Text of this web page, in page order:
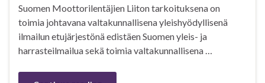
Suomen Moottorilentäjien Liiton tarkoituksena on
toimia johtavana valtakunnallisena yleishyödyllisenä
ilmailun etujärjestönä edistäen Suomen yleis- ja
harrasteilmailua sekä toimia valtakunnallisena …